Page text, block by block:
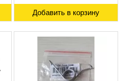
Добавить в корзину